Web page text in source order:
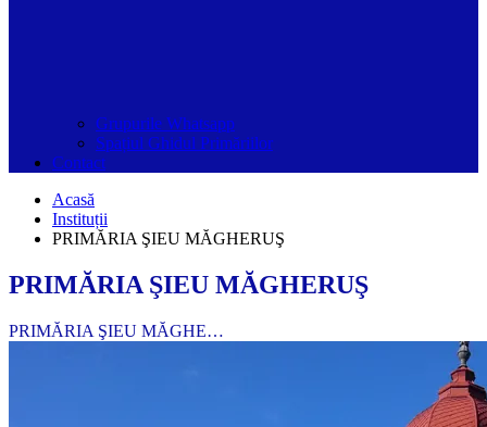
Grupurile Whatsapp
Spațiul Ghidul Primăriilor
Contact
Acasă
Instituții
PRIMĂRIA ŞIEU MĂGHERUŞ
PRIMĂRIA ŞIEU MĂGHERUŞ
PRIMĂRIA ŞIEU MĂGHE…